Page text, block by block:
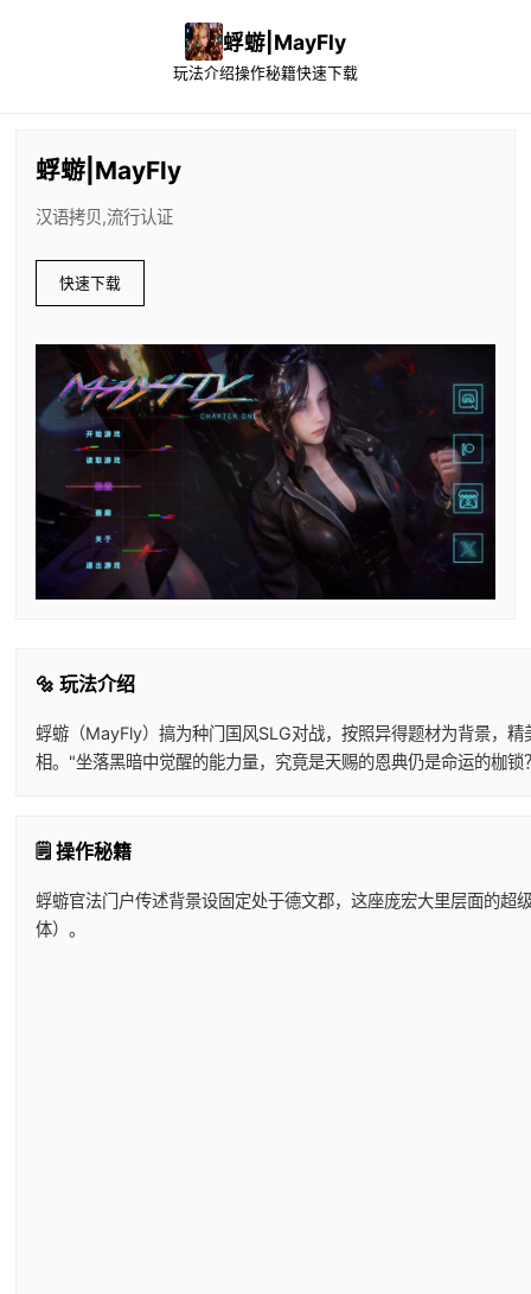
蜉蝣|MayFly
玩法介绍操作秘籍快速下载
蜉蝣|MayFly
汉语拷贝,流行认证
快速下载
🔩 玩法介绍
蜉蝣（MayFly）搞为种门国风SLG对战，按照异得题材为背景，
相。"坐落黑暗中觉醒的能力量，究竟是天赐的恩典仍是命运的枷
🗒️ 操作秘籍
蜉蝣官法门户传述背景设固定处于德文郡，这座庞宏大里层面的
体）。